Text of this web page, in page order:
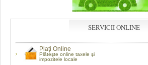
SERVICII ONLINE
Plaţi Online
Plăteşte online taxele şi
impozitele locale